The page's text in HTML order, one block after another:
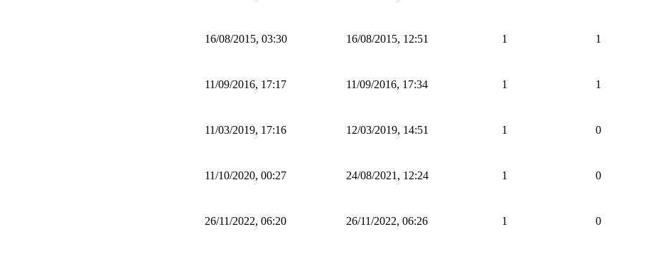
16/08/2015, 03:30 16/08/2015, 12:51 1 1
11/09/2016, 17:17 11/09/2016, 17:34 1 1
11/03/2019, 17:16 12/03/2019, 14:51 1 0
11/10/2020, 00:27 24/08/2021, 12:24 1 0
26/11/2022, 06:20 26/11/2022, 06:26 1 0